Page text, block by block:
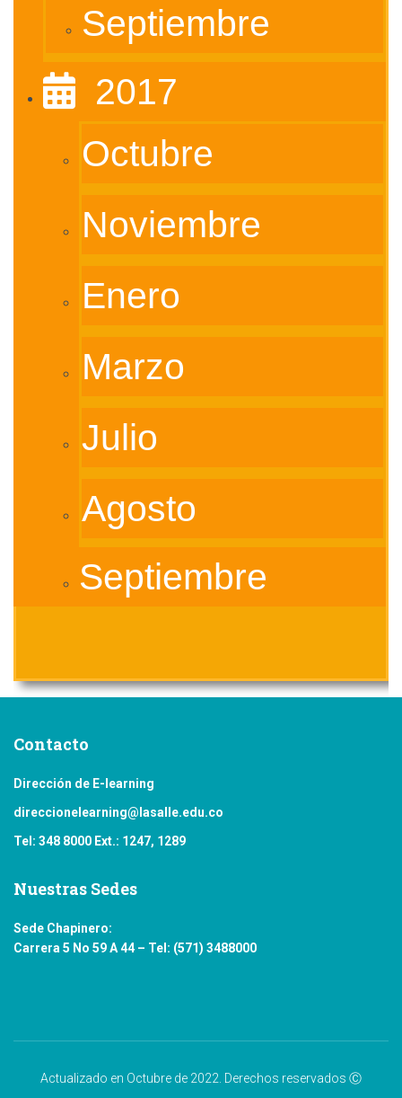
Septiembre
‎ ‎ 2017
Octubre
Noviembre
Enero
Marzo
Julio
Agosto
Septiembre
Contacto
Dirección de E-learning
direccionelearning@lasalle.edu.co
Tel: 348 8000 Ext.: 1247, 1289
Nuestras Sedes
Sede Chapinero:
Carrera 5 No 59 A 44 – Tel: (571) 3488000
Actualizado en Octubre de 2022. Derechos reservados Ⓒ